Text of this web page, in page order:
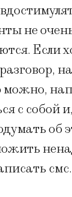
не
Если
можно,
с собой
об
смс.